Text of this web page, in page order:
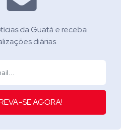
da Guatá e receba
diárias.
SE AGORA!